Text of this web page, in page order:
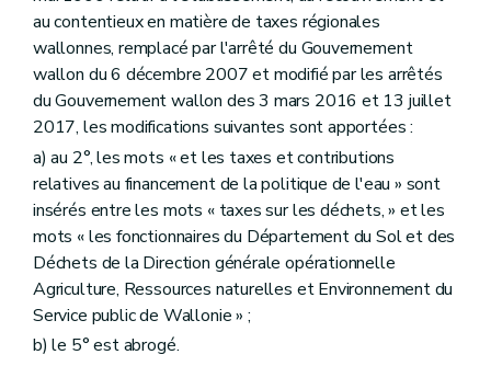
au contentieux en matière de taxes régionales
wallonnes, remplacé par l'arrêté du Gouvernement
wallon du 6 décembre 2007 et modifié par les arrêtés
du Gouvernement wallon des 3 mars 2016 et 13 juillet
2017, les modifications suivantes sont apportées :
a) au 2°, les mots « et les taxes et contributions
relatives au financement de la politique de l'eau » sont
insérés entre les mots « taxes sur les déchets, » et les
mots « les fonctionnaires du Département du Sol et des
Déchets de la Direction générale opérationnelle
Agriculture, Ressources naturelles et Environnement du
Service public de Wallonie » ;
b) le 5° est abrogé.